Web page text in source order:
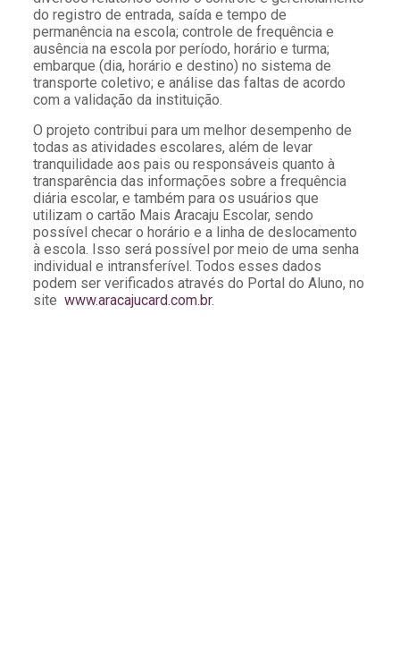
do registro de entrada, saída e tempo de
permanência na escola; controle de frequência e
ausência na escola por período, horário e turma;
embarque (dia, horário e destino) no sistema de
transporte coletivo; e análise das faltas de acordo
com a validação da instituição.
O projeto contribui para um melhor desempenho de
todas as atividades escolares, além de levar
tranquilidade aos pais ou responsáveis quanto à
transparência das informações sobre a frequência
diária escolar, e também para os usuários que
utilizam o cartão Mais Aracaju Escolar, sendo
possível checar o horário e a linha de deslocamento
à escola. Isso será possível por meio de uma senha
individual e intransferível. Todos esses dados
podem ser verificados através do Portal do Aluno, no
site www.aracajucard.com.br.